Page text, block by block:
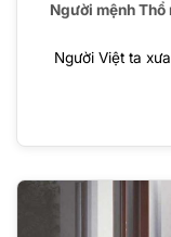
Người mệnh
Người Việt ta